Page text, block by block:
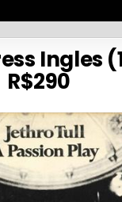
Ingles
R$290